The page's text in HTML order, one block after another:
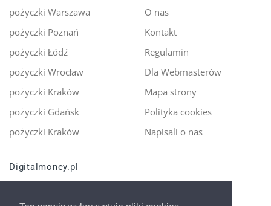
pożyczki Warszawa
pożyczki Poznań
pożyczki Łódź
pożyczki Wrocław
pożyczki Kraków
pożyczki Gdańsk
pożyczki Kraków
O nas
Kontakt
Regulamin
Dla Webmasterów
Mapa strony
Polityka cookies
Napisali o nas
Digitalmoney.pl